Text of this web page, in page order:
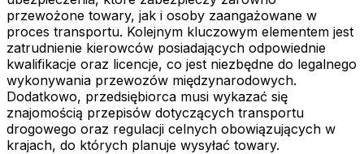
przewożone towary, jak i osoby zaangażowane w
proces transportu. Kolejnym kluczowym elementem jest
zatrudnienie kierowców posiadających odpowiednie
kwalifikacje oraz licencje, co jest niezbędne do legalnego
wykonywania przewozów międzynarodowych.
Dodatkowo, przedsiębiorca musi wykazać się
znajomością przepisów dotyczących transportu
drogowego oraz regulacji celnych obowiązujących w
krajach, do których planuje wysyłać towary.